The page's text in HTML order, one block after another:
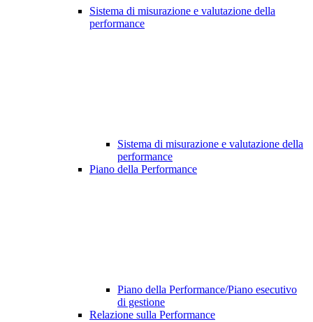
Sistema di misurazione e valutazione della
performance
Sistema di misurazione e valutazione della
performance
Piano della Performance
Piano della Performance/Piano esecutivo
di gestione
Relazione sulla Performance